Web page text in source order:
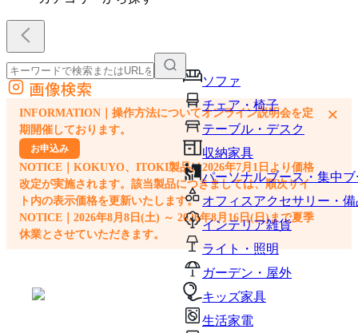
ソファ
チェア・椅子
テーブル・デスク
収納家具
パーソナルブース・集中
オフィスアクセサリー・備
インテリア雑貨
ライト・照明
ガーデン・屋外
キッズ家具
生活家電
外部サイトの商品をカートに追加
他のサイトで見つけた商品ページのURLを貼り付けて、カートに追加できます
画像検索
INFORMATION｜操作方法についてオンライン説明会を定
期開催しております。
お申込み
NOTICE｜KOKUYO、ITOKI製品は2026年7月1日より価格
改定が実施されます。該当製品につきましては、順次サイ
ト内の表示価格を更新いたします。
NOTICE｜2026年8月8日(土) ～ 2026年8月16日(日)まで夏季
休業とさせていただきます。
×